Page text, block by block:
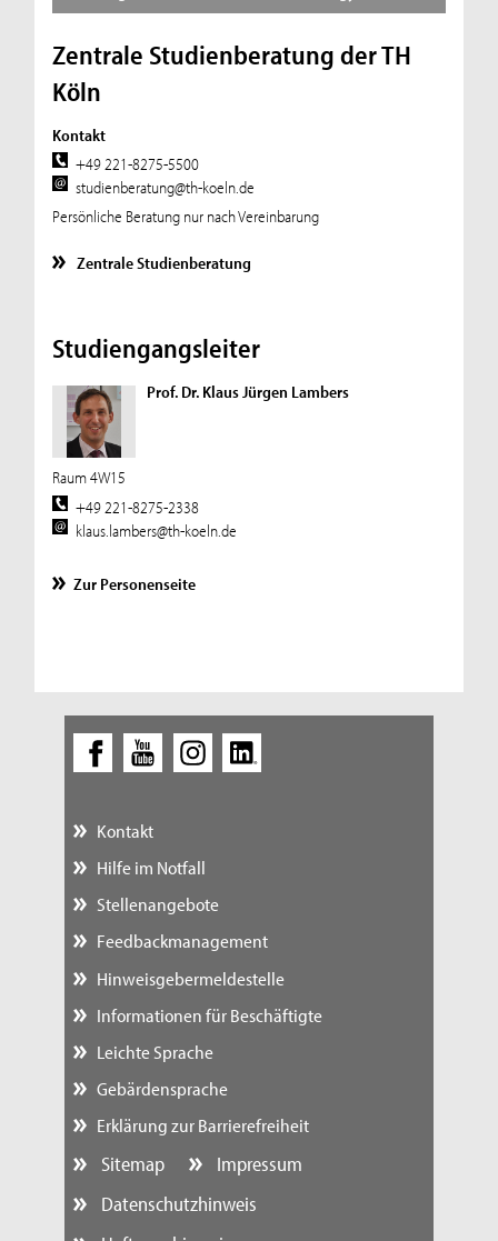
Zentrale Studienberatung der TH
Köln
Kontakt
+49 221-8275-5500
studienberatung@th-koeln.de
Persönliche Beratung nur nach Vereinbarung
Zentrale Studienberatung
Studiengangsleiter
Prof. Dr. Klaus Jürgen Lambers
Raum 4W15
+49 221-8275-2338
klaus.lambers@th-koeln.de
Zur Personenseite
Kontakt
Hilfe im Notfall
Stellenangebote
Feedbackmanagement
Hinweisgebermeldestelle
Informationen für Beschäftigte
Leichte Sprache
Gebärdensprache
Erklärung zur Barrierefreiheit
Sitemap
Impressum
Datenschutzhinweis